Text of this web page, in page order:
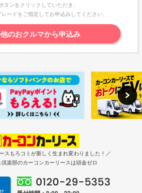
タンをクリックしていただき、
ードをご指定してお申込みしてください。
のおクルマから申込み
スもろコミが新しく生まれ変わりました！／
楽部のカーコンカーリースは頭金ゼロ